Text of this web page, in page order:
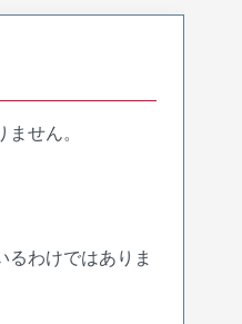
せん。
わけではありま